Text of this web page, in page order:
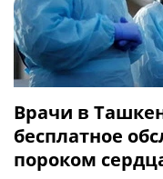
Врачи в
бесплатное
пороком